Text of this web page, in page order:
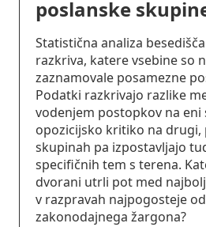
poslanske
Statistična analiza
razkriva, katere vsebine so
zaznamovale posamezne
Podatki razkrivajo razlike
vodenjem postopkov na eni
opozicijsko kritiko na drugi,
skupinah pa izpostavljajo
specifičnih tem s terena.
dvorani utrli pot med
v razpravah najpogosteje
zakonodajnega žargona?